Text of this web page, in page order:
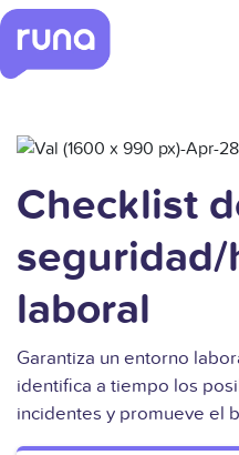
Checklist
laboral
Garantiza un entorno
identifica a tiempo los
incidentes y promueve el